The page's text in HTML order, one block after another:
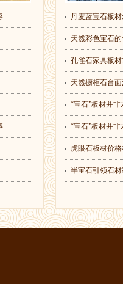
丹麦蓝宝石板
天然彩色宝石
孔雀石家具板
天然橱柜石台
“宝石”板材并非
“宝石”板材并非
虎眼石板材价
半宝石引领石